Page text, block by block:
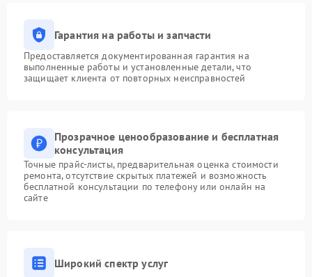
Гарантия на работы и запчасти
Предоставляется документированная гарантия на
выполненные работы и установленные детали, что
защищает клиента от повторных неисправностей
Прозрачное ценообразование и бесплатная
консультация
Точные прайс-листы, предварительная оценка стоимости
ремонта, отсутствие скрытых платежей и возможность
бесплатной консультации по телефону или онлайн на
сайте
Широкий спектр услуг